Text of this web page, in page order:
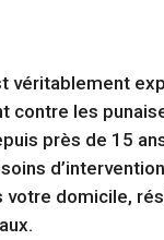
véritablement
contre les
près de 15
domicile,